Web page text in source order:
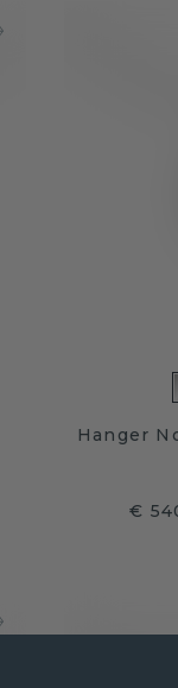
Hanger
€